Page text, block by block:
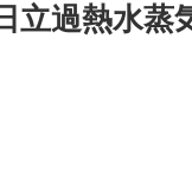
立過熱水蒸